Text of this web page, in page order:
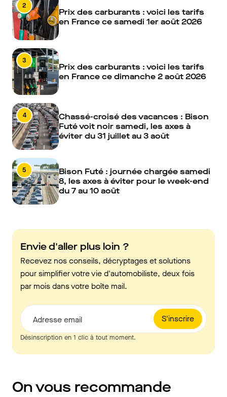
2
Prix des carburants : voici les tarifs
en France ce samedi 1er août 2026
3
Prix des carburants : voici les tarifs
en France ce dimanche 2 août 2026
4
Chassé-croisé des vacances : Bison
Futé voit noir samedi, les axes à
éviter du 31 juillet au 3 août
5
Bison Futé : journée chargée samedi
8, les axes à éviter pour le week-end
du 7 au 10 août
Envie d'aller plus loin ?
Recevez nos conseils, décryptages et solutions
pour simplifier votre vie d'automobiliste, deux fois
par mois dans votre boîte mail.
S'inscrire
Adresse email
Désinscription en 1 clic à tout moment.
On vous recommande